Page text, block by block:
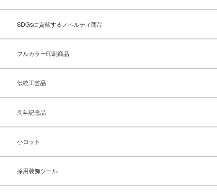
SDGsに貢献するノベルティ商品
フルカラー印刷商品
伝統工芸品
周年記念品
小ロット
採用装飾ツール